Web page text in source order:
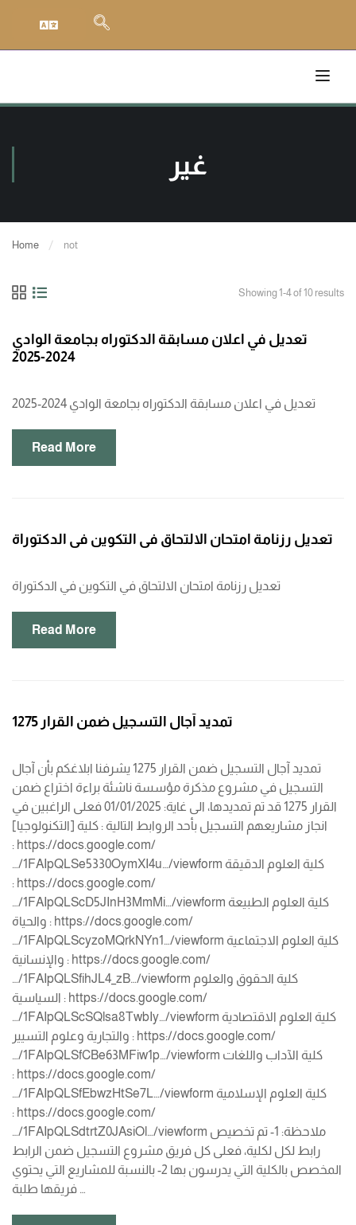
غير
Home not
Showing 1-4 of 10 results
تعديل في اعلان مسابقة الدكتوراه بجامعة الوادي
2024-2025
Read More
تعديل رزنامة امتحان الالتحاق في التكوين في الدكتوراة
Read More
تمديد آجال التسجيل ضمن القرار 1275
تمديد آجال التسجيل ضمن القرار 1275 يشرفنا ابلاغكم بأن آجال
التسجيل في مشروع مذكرة مؤسسة ناشئة براءة اختراع ضمن
القرار 1275 قد تم تمديدها، الى غاية: 01/01/2025 فعلى الراغبين في
انجاز مشاريعهم التسجيل بأحد الروابط التالية : كلية [التكنولوجيا]
: https://docs.google.com/
…/1FAIpQLSe5330OymXI4u…/viewform كلية العلوم الدقيقة
: https://docs.google.com/
…/1FAIpQLScD5JInH3MmMi…/viewform كلية العلوم الطبيعة
والحياة : https://docs.google.com/
…/1FAIpQLScyzoMQrkNYn1…/viewform كلية العلوم الاجتماعية
والإنسانية : https://docs.google.com/
…/1FAIpQLSfihJL4_zB…/viewform كلية الحقوق والعلوم
السياسية : https://docs.google.com/
…/1FAIpQLScSQlsa8TwbIy…/viewform كلية العلوم الاقتصادية
والتجارية وعلوم التسيير : https://docs.google.com/
…/1FAIpQLSfCBe63MFiw1p…/viewform كلية الآداب واللغات
: https://docs.google.com/
…/1FAIpQLSfEbwzHtSe7L…/viewform كلية العلوم الإسلامية
: https://docs.google.com/
…/1FAIpQLSdtrtZ0JAsiOl…/viewform ملاحظة: 1- تم تخصيص
رابط لكل لكلية، فعلى كل فريق مشروع التسجيل ضمن الرابط
المخصص بالكلية التي يدرسون بها 2- بالنسبة للمشاريع التي يحتوي
فريقها طلبة …